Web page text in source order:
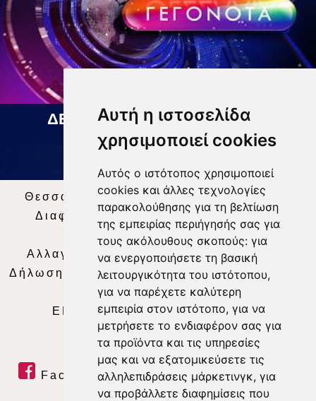
Αυτή η ιστοσελίδα
χρησιμοποιεί cookies
Αυτός ο ιστότοπος χρησιμοποιεί
cookies και άλλες τεχνολογίες
παρακολούθησης για τη βελτίωση
της εμπειρίας περιήγησής σας για
τους ακόλουθους σκοπούς: για
να ενεργοποιήσετε τη βασική
λειτουργικότητα του ιστότοπου,
για να παρέχετε καλύτερη
εμπειρία στον ιστότοπο, για να
μετρήσετε το ενδιαφέρον σας για
τα προϊόντα και τις υπηρεσίες
μας και να εξατομικεύσετε τις
αλληλεπιδράσεις μάρκετινγκ, για
να προβάλλετε διαφημίσεις που
ΔΕΛΤΙΟ ΕΙΔΗΣΕΩΝ 07 08 2026
Θεσσαλία Τηλεόραση|SNG Services
Διαφήμιση | Όροι Χρήσης |Δήλωση
Απορρήτου |
Περιεχόμενο
Αλλαγή Προτιμήσεων για τα Cookies
Δήλωση συμμόρφωσης με τη σύσταση (ΕΕ)
2018/334|Ταυτότητα
ΕΝΗΜΕΡΩΣΗ |WEB TV| LIVE
Facebook| Twitter | Youtube
RSS Feed